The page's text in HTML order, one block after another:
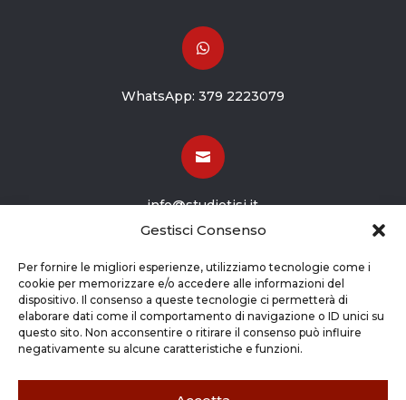
Gestisci Consenso
Per fornire le migliori esperienze, utilizziamo tecnologie come i
cookie per memorizzare e/o accedere alle informazioni del
dispositivo. Il consenso a queste tecnologie ci permetterà di
elaborare dati come il comportamento di navigazione o ID unici su
questo sito. Non acconsentire o ritirare il consenso può influire
negativamente su alcune caratteristiche e funzioni.

WhatsApp: 379 2223079

info@studiotisi.it

Viale Europa 8
Grassobbio BG (24050)